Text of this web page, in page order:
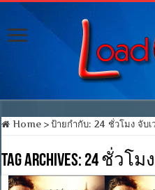
Home > ป้ายกำกับ:24 ชั่วโมง จับเ
Tag Archives: 24 ชั่วโม